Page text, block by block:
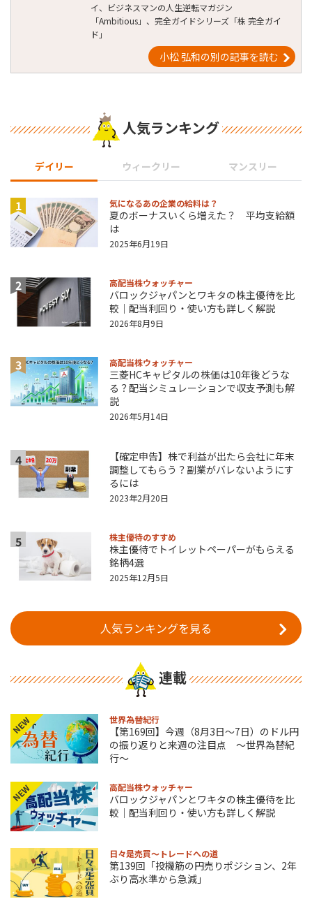
イ、ビジネスマンの人生逆転マガジン
「Ambitious」、完全ガイドシリーズ「株 完全ガイ
ド」
小松 弘和の別の記事を読む
人気ランキング
デイリー ウィークリー マンスリー
1 気になるあの企業の給料は？
夏のボーナスいくら増えた？ 平均支給額
は
2025年6月19日
2 高配当株ウォッチャー
バロックジャパンとワキタの株主優待を比
較｜配当利回り・使い方も詳しく解説
2026年8月9日
3 高配当株ウォッチャー
三菱HCキャピタルの株価は10年後どうな
る？配当シミュレーションで収支予測も解
説
2026年5月14日
4
【確定申告】株で利益が出たら会社に年末
調整してもらう？副業がバレないようにす
るには
2023年2月20日
5 株主優待のすすめ
株主優待でトイレットペーパーがもらえる
銘柄4選
2025年12月5日
人気ランキングを見る
連載
NEW 世界為替紀行
【第169回】今週（8月3日～7日）のドル円
の振り返りと来週の注目点 ～世界為替紀
行～
NEW 高配当株ウォッチャー
バロックジャパンとワキタの株主優待を比
較｜配当利回り・使い方も詳しく解説
日々是売買～トレードへの道
第139回「投機筋の円売りポジション、2年
ぶり高水準から急減」